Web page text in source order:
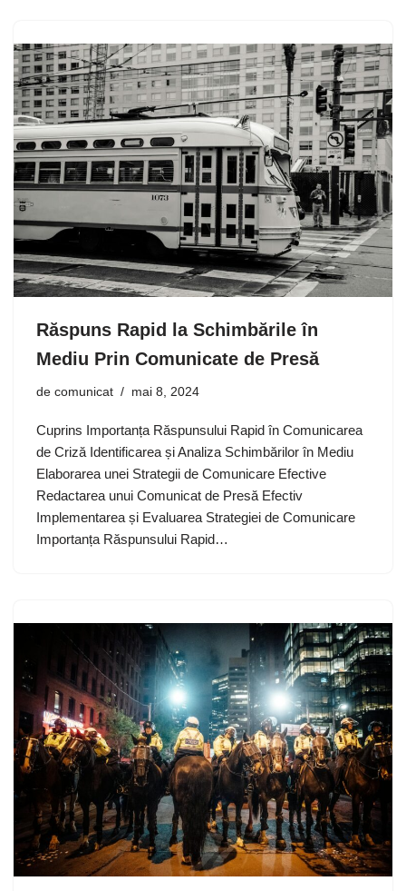
Răspuns Rapid la Schimbările în
Mediu Prin Comunicate de Presă
de comunicat mai 8, 2024
Cuprins Importanța Răspunsului Rapid în Comunicarea
de Criză Identificarea și Analiza Schimbărilor în Mediu
Elaborarea unei Strategii de Comunicare Efective
Redactarea unui Comunicat de Presă Efectiv
Implementarea și Evaluarea Strategiei de Comunicare
Importanța Răspunsului Rapid…